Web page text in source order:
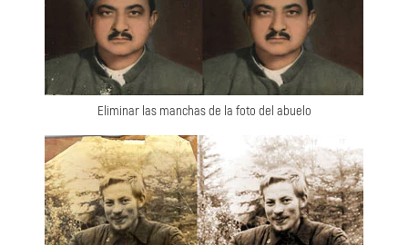
Eliminar las manchas de la foto del abuelo